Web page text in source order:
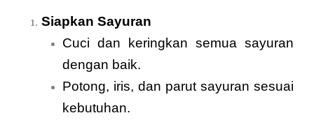
Siapkan Sayuran
Cuci dan keringkan semua sayuran
dengan baik.
Potong, iris, dan parut sayuran sesuai
kebutuhan.